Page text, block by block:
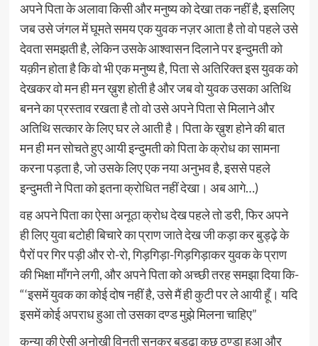
अपने पिता के अलावा किसी और मनुष्य को देखा तक नहीं है, इसलिए
जब उसे जंगल में घूमते समय एक युवक नज़र आता है तो वो पहले उसे
देवता समझती है, लेकिन उसके आश्वासन दिलाने पर इन्दुमती को
यक़ीन होता है कि वो भी एक मनुष्य है, पिता से अतिरिक्त इस युवक को
देखकर वो मन ही मन ख़ुश होती है और जब वो युवक उसका अतिथि
बनने का प्रस्ताव रखता है तो वो उसे अपने पिता से मिलाने और
अतिथि सत्कार के लिए घर ले आती है। पिता के ख़ुश होने की बात
मन ही मन सोचते हुए आयी इन्दुमती को पिता के क्रोध का सामना
करना पड़ता है, जो उसके लिए एक नया अनुभव है, इससे पहले
इन्दुमती ने पिता को इतना क्रोधित नहीं देखा। अब आगे…)
वह अपने पिता का ऐसा अनूठा क्रोध देख पहले तो डरी, फिर अपने
ही लिए युवा बटोही बिचारे का प्राण जाते देख जी कड़ा कर बुड्ढ़े के
पैरों पर गिर पड़ी और रो-रो, गिड़गिड़ा-गिड़गिड़ाकर युवक के प्राण
की भिक्षा माँगने लगी, और अपने पिता को अच्छी तरह समझा दिया कि-
“‘इसमें युवक का कोई दोष नहीं है, उसे मैं ही कुटी पर ले आयी हूँ। यदि
इसमें कोई अपराध हुआ तो उसका दण्ड मुझे मिलना चाहिए”
कन्या की ऐसी अनोखी विनती सुनकर बुड्ढ़ा कुछ ठण्डा हुआ और